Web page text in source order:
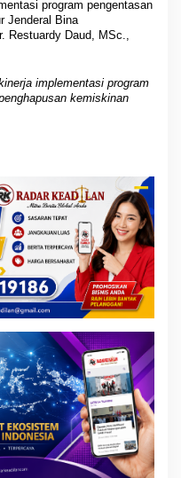
program pengentasan
Jenderal Bina
Restuardy Daud, MSc.,
implementasi program
kemiskinan